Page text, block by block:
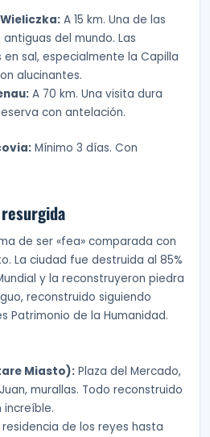
A 15 km. Una de las
del mundo. Las
sal, especialmente la Capilla
alucinantes.
A 70 km. Una visita dura
con antelación.
Mínimo 3 días. Con
de ser «fea» comparada con
La ciudad fue destruida al 85%
y la reconstruyeron piedra
reconstruido siguiendo
Patrimonio de la Humanidad.
Miasto): Plaza del Mercado,
murallas. Todo reconstruido
increíble.
residencia de los reyes hasta